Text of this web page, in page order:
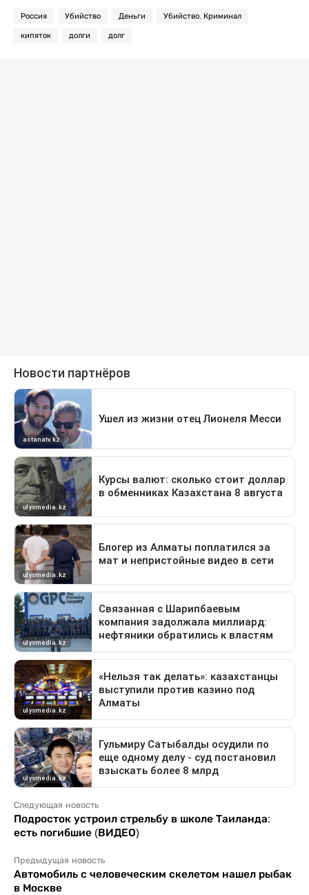
Россия Убийство Деньги Убийство. Криминал
кипяток долги долг
Следующая новость
Подросток устроил стрельбу в школе Таиланда:
есть погибшие (ВИДЕО)
Предыдущая новость
Автомобиль с человеческим скелетом нашел рыбак
в Москве